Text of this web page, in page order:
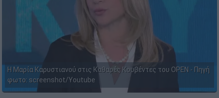
Η Μαρία Καρυστιανού στις Καθαρές Κουβέντες του OPEN - Πηγή
φωτο: screenshot/Youtube